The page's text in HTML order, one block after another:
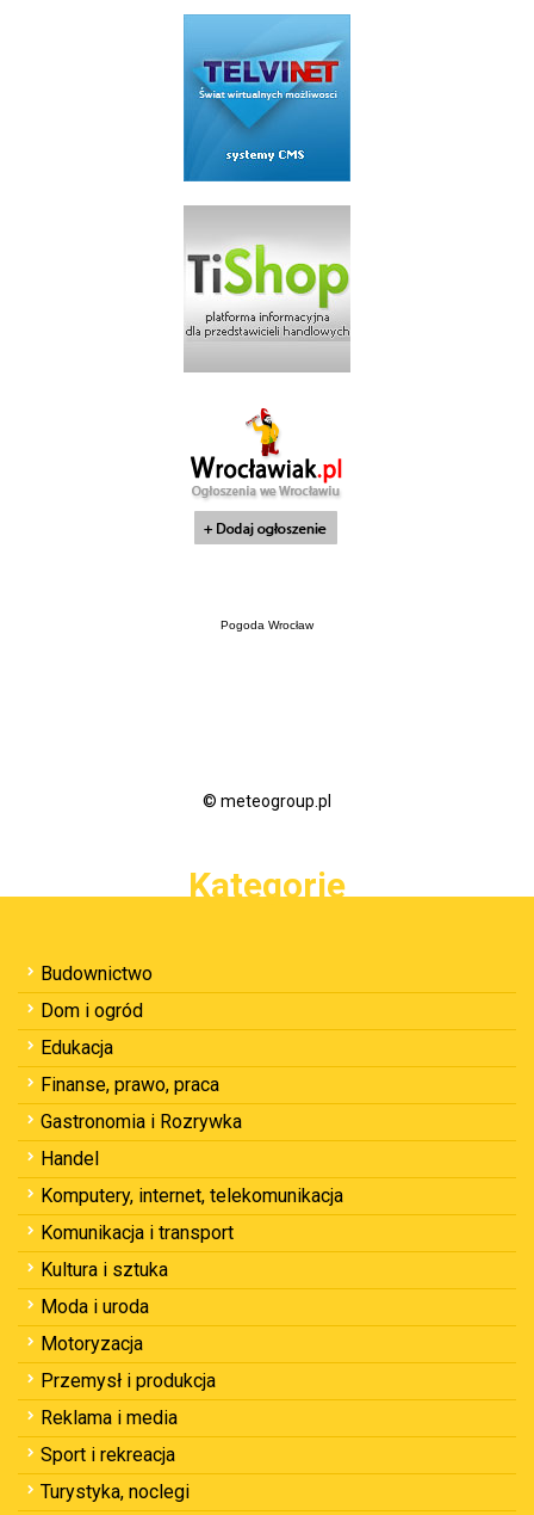
Pogoda Wrocław
© meteogroup.pl
Kategorie
Budownictwo
Dom i ogród
Edukacja
Finanse, prawo, praca
Gastronomia i Rozrywka
Handel
Komputery, internet, telekomunikacja
Komunikacja i transport
Kultura i sztuka
Moda i uroda
Motoryzacja
Przemysł i produkcja
Reklama i media
Sport i rekreacja
Turystyka, noclegi